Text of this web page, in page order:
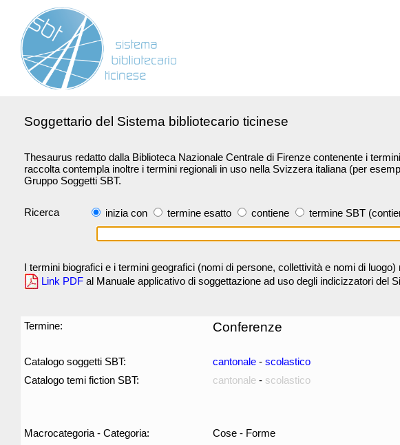
Soggettario del Sistema bibliotecario ticinese
Thesaurus redatto dalla Biblioteca Nazionale Centrale di Firenze contenente i
raccolta contempla inoltre i termini regionali in uso nella Svizzera italiana (per
Gruppo Soggetti SBT.
Ricerca inizia con termine esatto contiene termine SBT
I termini biografici e i termini geografici (nomi di persone, collettività e nomi di
Link PDF al Manuale applicativo di soggettazione ad uso degli indicizzatori del
Termine: Conferenze
Catalogo soggetti SBT: cantonale - scolastico
Catalogo temi fiction SBT:
cantonale - scolastico
Macrocategoria - Categoria: Cose - Forme